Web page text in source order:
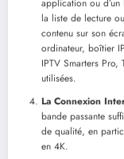
application ou
la liste de lecture
contenu sur son
ordinateur, boîtier
IPTV Smarters Pro,
utilisées.
La Connexion
bande passante
de qualité, en
en 4K.